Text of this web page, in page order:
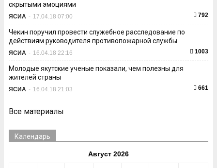
скрытыми эмоциями
ЯСИА - 17.04.18 07:00 792
Чекин поручил провести служебное расследование по
действиям руководителя противопожарной службы
ЯСИА - 16.04.18 22:16 1003
Молодые якутские ученые показали, чем полезны для
жителей страны
ЯСИА - 16.04.18 21:03 661
Все материалы
Календарь
Август 2026